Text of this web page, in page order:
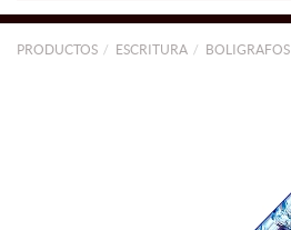
PRODUCTOS ESCRITURA BOLIGRAFOS